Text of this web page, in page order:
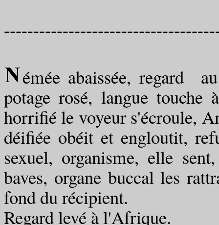
émée abaissée, regard
potage rosé, langue touche
horrifié le voyeur s'écroule,
déifiée obéit et engloutit,
sexuel, organisme, elle
baves, organe buccal les
fond du récipient.
Regard levé à l'Afrique.